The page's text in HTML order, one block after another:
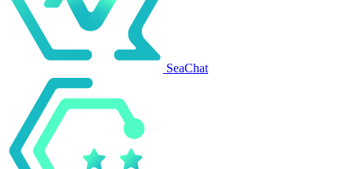
SeaChat